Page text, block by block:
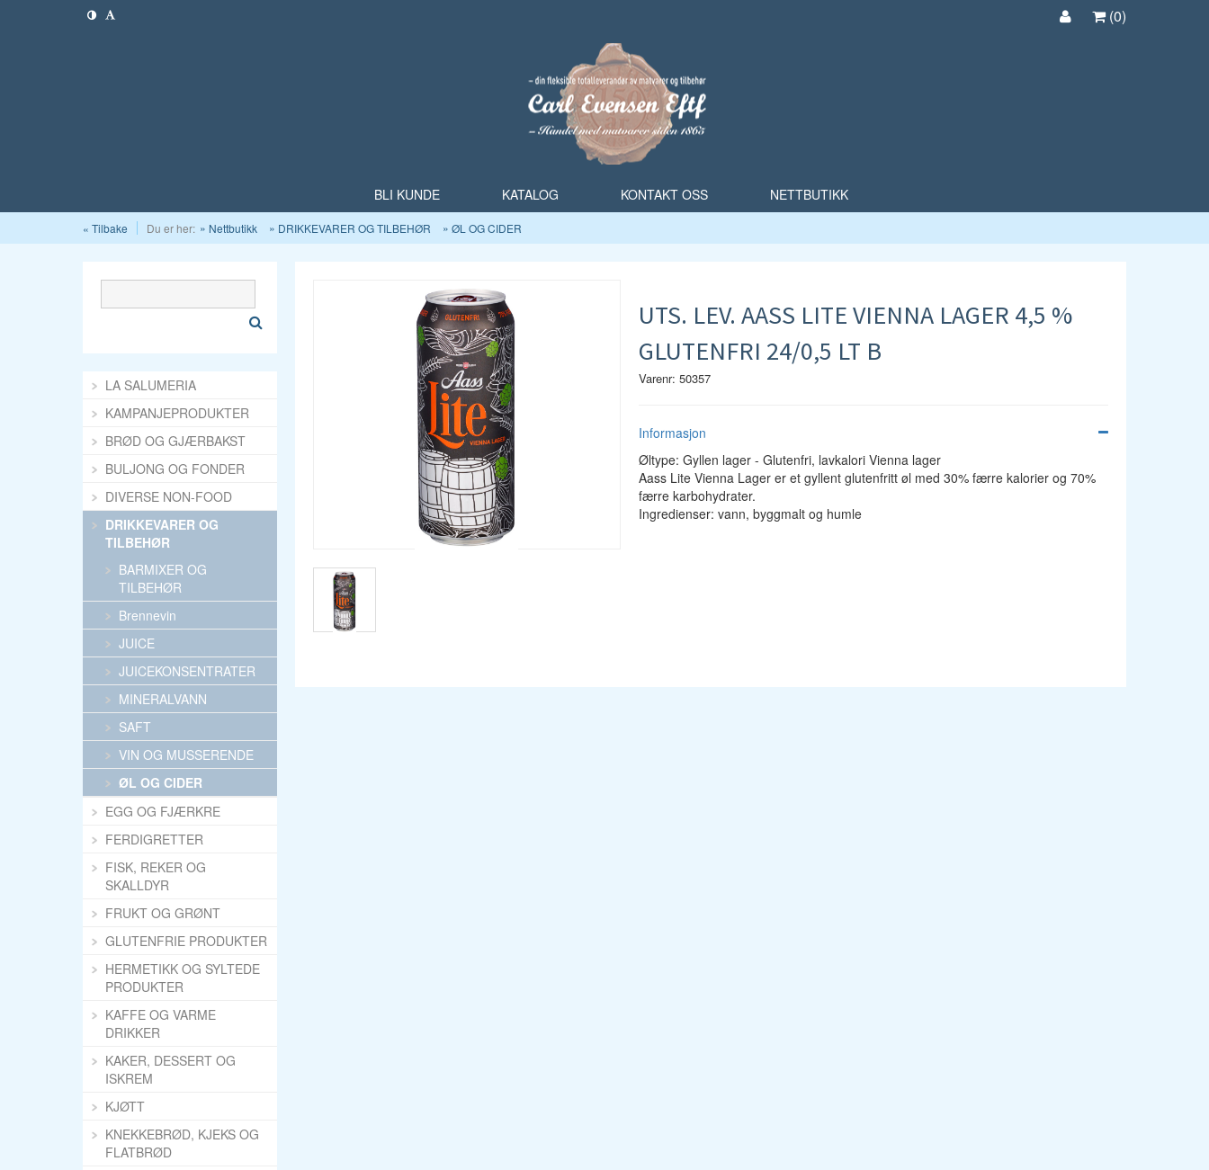
(0)
BLI KUNDE KATALOG KONTAKT OSS NETTBUTIKK
« Tilbake Du er her: Nettbutikk DRIKKEVARER OG TILBEHØR ØL OG CIDER
UTS. LEV. AASS LITE VIENNA LAGER 4,5 %
GLUTENFRI 24/0,5 LT B
Varenr: 50357
Informasjon
Øltype: Gyllen lager - Glutenfri, lavkalori Vienna lager
Aass Lite Vienna Lager er et gyllent glutenfritt øl med 30% færre kalorier og 70%
færre karbohydrater.
Ingredienser: vann, byggmalt og humle
LA SALUMERIA
KAMPANJEPRODUKTER
BRØD OG GJÆRBAKST
BULJONG OG FONDER
DIVERSE NON-FOOD
DRIKKEVARER OG
TILBEHØR
BARMIXER OG
TILBEHØR
Brennevin
JUICE
JUICEKONSENTRATER
MINERALVANN
SAFT
VIN OG MUSSERENDE
ØL OG CIDER
EGG OG FJÆRKRE
FERDIGRETTER
FISK, REKER OG
SKALLDYR
FRUKT OG GRØNT
GLUTENFRIE PRODUKTER
HERMETIKK OG SYLTEDE
PRODUKTER
KAFFE OG VARME
DRIKKER
KAKER, DESSERT OG
ISKREM
KJØTT
KNEKKEBRØD, KJEKS OG
FLATBRØD